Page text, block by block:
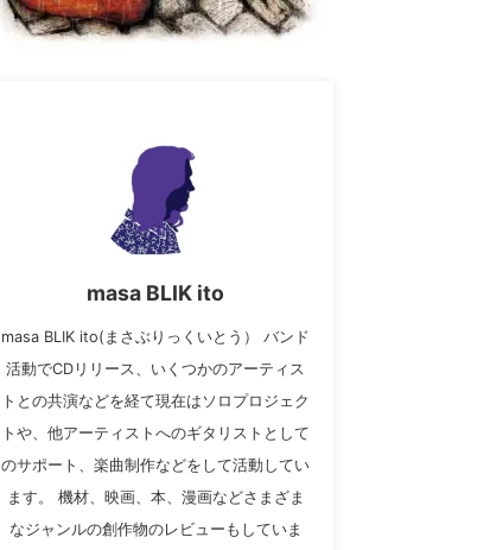
masa BLIK ito
masa BLIK ito(まさぶりっくいとう） バンド
活動でCDリリース、いくつかのアーティス
トとの共演などを経て現在はソロプロジェク
トや、他アーティストへのギタリストとして
のサポート、楽曲制作などをして活動してい
ます。 機材、映画、本、漫画などさまざま
なジャンルの創作物のレビューもしていま